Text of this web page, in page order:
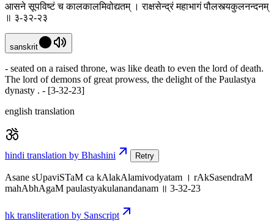
आसने सूपविष्टं च कालकालमिवोद्यतम् । राक्षसेन्द्रं महाभागं पौलस्त्यकुलनन्दनम्
॥ ३-३२-२३
sanskrit
- seated on a raised throne, was like death to even the lord of death.
The lord of demons of great prowess, the delight of the Paulastya
dynasty . - [3-32-23]
english translation
hindi translation by Bhashini Retry
Asane sUpaviSTaM ca kAlakAlamivodyatam । rAkSasendraM
mahAbhAgaM paulastyakulanandanam ॥ 3-32-23
hk transliteration by Sanscript